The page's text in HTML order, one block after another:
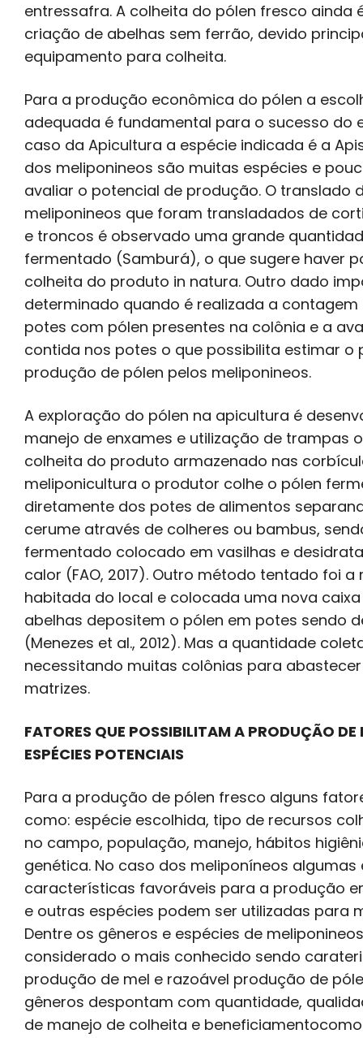
entressafra. A colheita do pólen fresco ainda
criação de abelhas sem ferrão, devido
equipamento para colheita.
Para a produção econômica do pólen a
adequada é fundamental para o sucesso do
caso da Apicultura a espécie indicada é a
dos meliponineos são muitas espécies e
avaliar o potencial de produção. O translado
meliponineos que foram transladados de
e troncos é observado uma grande
fermentado (Samburá), o que sugere haver
colheita do produto in natura. Outro dado
determinado quando é realizada a
potes com pólen presentes na colônia e a
contida nos potes o que possibilita estimar o
produção de pólen pelos meliponineos.
A exploração do pólen na apicultura é
manejo de enxames e utilização de trampas
colheita do produto armazenado nas
meliponicultura o produtor colhe o pólen
diretamente dos potes de alimentos
cerume através de colheres ou bambus,
fermentado colocado em vasilhas e
calor (FAO, 2017). Outro método tentado foi
habitada do local e colocada uma nova
abelhas depositem o pólen em potes sendo
(Menezes et al., 2012). Mas a quantidade
necessitando muitas colônias para
matrizes.
FATORES QUE POSSIBILITAM A PRODUÇÃO DE
ESPÉCIES POTENCIAIS
Para a produção de pólen fresco alguns
como: espécie escolhida, tipo de recursos
no campo, população, manejo, hábitos
genética. No caso dos meliponíneos
características favoráveis para a produção
e outras espécies podem ser utilizadas para
Dentre os gêneros e espécies de
considerado o mais conhecido sendo
produção de mel e razoável produção de
gêneros despontam com quantidade,
de manejo de colheita e